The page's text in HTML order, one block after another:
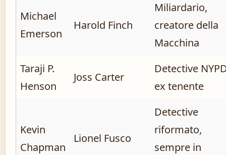
Michael
Emerson
Harold Finch
Miliardario,
creatore della
Macchina
Taraji P.
Henson
Joss Carter
Detective
ex tenente
Kevin
Chapman
Lionel Fusco
Detective
riformato,
sempre in